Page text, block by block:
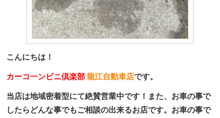
こんにちは！
カーコ一ンビニ倶楽部 龍江自動車店です。
当店は地域密着型にて絶賛営業中です！また、お車の事で
したらどんな事でもご相談の出来るお店です。お車の事で